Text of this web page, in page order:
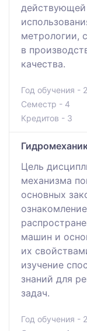
действующей
метрологии,
в
качества.
Год обучения - 2
Семестр - 4
Кредитов - 3
Цель
механизма
основных
машин и
их
изучение
знаний для
задач.
Год обучения - 2